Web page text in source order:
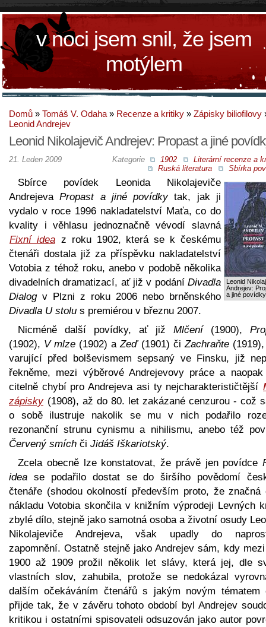
v noci jsem snil, že jsem
motýlem
Domů » Tomáš V. Odaha » Recenze a kritiky » Zápisky biliofilovy
Leonid Andrejev
Leonid Nikolajevič Andrejev: Propast a jiné
Kategorie 1902
Literární recenze a
Ruská literatura
Sbírka
21. Leden 2009
Leonid
Andrejev:
a jiné povídky
Sbírce povídek Leonida Nikolajeviče
AndrejevaPropast a jiné povídkytak, jak ji
vydalo v roce 1996 nakladatelství Maťa, co do
kvality i věhlasu jednoznačně vévodí slavná
Fixní idea z roku 1902, která se k českému
čtenáři dostala již za příspěvku nakladatelství
Votobia z téhož roku, anebo v podobě několika
divadelních dramatizací, ať již v podání Divadla
Dialogv Plzni z roku 2006 nebo brněnského
Divadla U stolu s premiérou v březnu 2007.
Nicméně další povídky, ať již Mlčení(1900),
(1902), V mlze (1902) a Zeď(1901) či Zachraňte
varující před bolševismem sepsaný ve Finsku, již
řekněme, mezi výběrové Andrejevovy práce a
citelně chybí pro Andrejeva asi ty nejcharakterističtější
zápisky (1908), až do 80. let zakázané cenzurou - což
o sobě ilustruje nakolik se mu v nich podařilo
rezonanční strunu cynismu a nihilismu, anebo též
Červený smích či Jidáš Iškariotský.
Zcela obecně lze konstatovat, že právě jen povídce
idea se podařilo dostat se do širšího povědomí
čtenáře (shodou okolností především proto, že značná
nákladu Votobia skončila v knižním výprodeji Levných
zbylé dílo, stejně jako samotná osoba a životní osudy
Nikolajeviče Andrejeva, však upadly do
zapomnění. Ostatně stejně jako Andrejev sám, kdy
1900 až 1909 prožil několik let slávy, která jej, dle
vlastních slov, zahubila, protože se nedokázal
dalším očekáváním čtenářů s jakým novým tématem
přijde tak, že v závěru tohoto období byl Andrejev
kritikou i ostatními spisovateli odsuzován jako autor